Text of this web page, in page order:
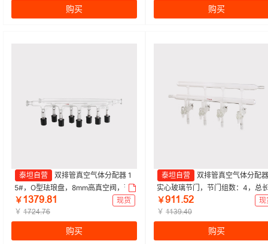
购买 购买
泰坦自营
双排管真空气体分配器 1
5#，O型珐琅盘，8mm高真空阀，节
门间距：100mm 特优级|100mm|Tit
an/泰坦 | 1个
￥ ǝŁƚůŤȬǝ
现货
￥ ǝƚſȂŤƚƧ
购买
泰坦自营
双排管真空气体分配器
实心玻璃节门，节门组数：4，总
375mm 特优级|375mm，前左后
itan/泰坦 | 1个
￥ůǝǝŤœſ
现
￥ ǝǝŁůŤȂř
购买